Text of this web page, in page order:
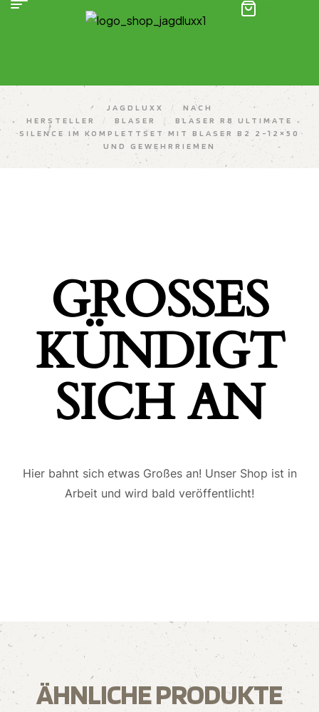
JAGDLUXX /
NACH
HERSTELLER
/ BLASER /
BLASER R8 ULTIMATE
SILENCE IM KOMPLETTSET MIT BLASER B2 2-12×50
UND GEWEHRRIEMEN
GROSSES K
ÜNDIGT S
ICH AN
Hier bahnt sich etwas Großes an! Unser Shop ist in
Arbeit und wird bald veröffentlicht!
ÄHNLICHE PRODUKTE